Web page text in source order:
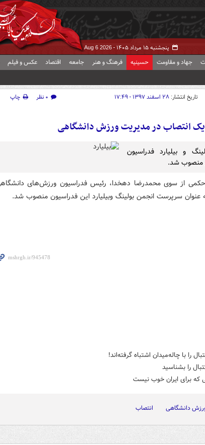
پنجشنبه ۱۵ مرداد ۱۴۰۵ - Aug 6 2026
جهاد و مقاومت حسینیه فرهنگ و هنر جامعه اقتصاد عکس و فیلم
تاریخ انتشار: ۲۸ اسفند ۱۳۹۷ - ۱۷:۴۹ ۰ نظر
چاپ
یک انتصاب در مدیریت ورزش دانشگاهی
و بیلیارد فدراسیون
منصوب شد.
از سوی محمدرضا دهخدا، رئیس فدراسیون ورزش‌های
سرپرست انجمن بولینگ وبیلیارد این فدراسیون منصوب شد.
را با چاله‌میدان اشتباه گرفته‌اند!
که برای ایران خوب نیست
دانشگاهی انتصاب